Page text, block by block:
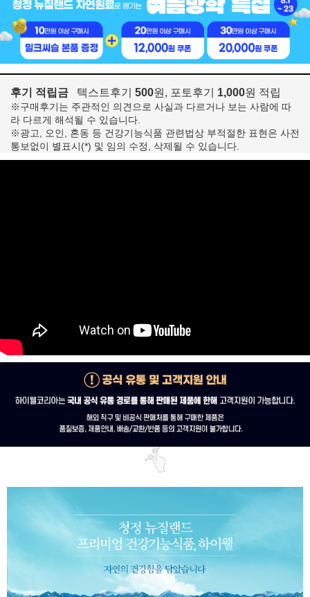
후기 적립금 텍스트후기 500원, 포토후기 1,000원 적립
※구매후기는 주관적인 의견으로 사실과 다르거나 보는 사람에 따
라 다르게 해석될 수 있습니다.
※광고, 오인, 혼동 등 건강기능식품 관련법상 부적절한 표현은 사전
통보없이 별표시(*) 및 임의 수정, 삭제될 수 있습니다.